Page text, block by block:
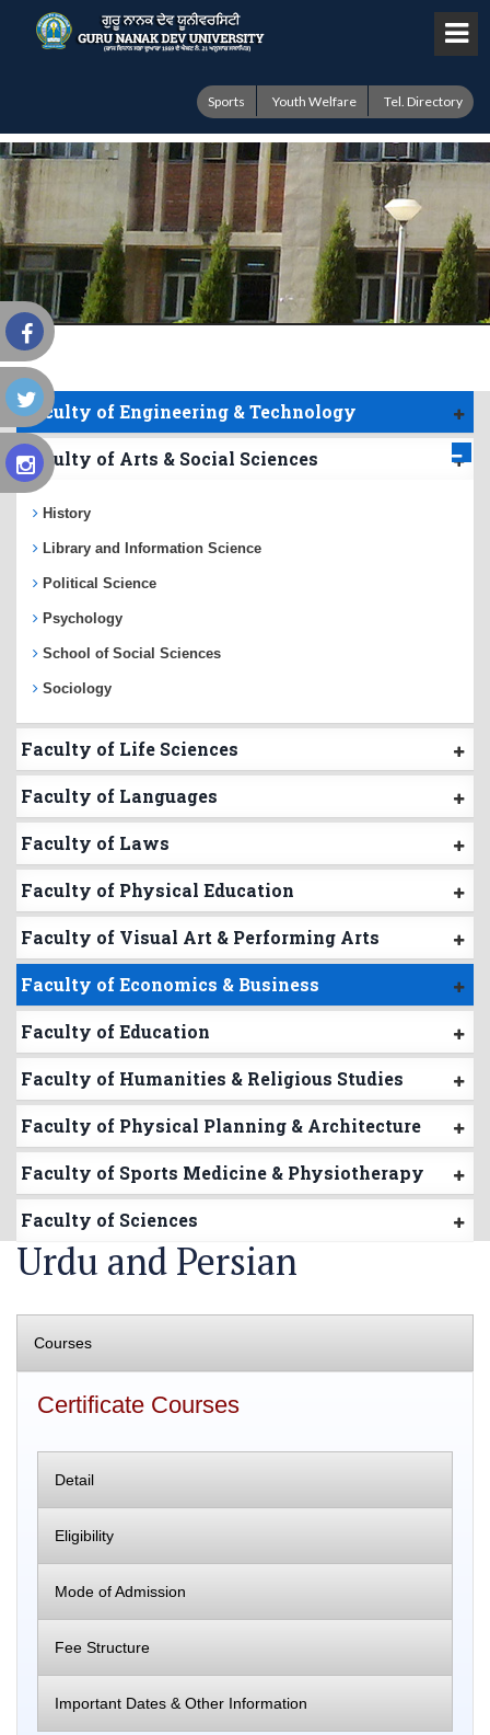
Sports Youth Welfare Tel. Directory
Faculty of Engineering & Technology
Faculty of Arts & Social Sciences
History
Library and Information Science
Political Science
Psychology
School of Social Sciences
Sociology
Faculty of Life Sciences
Faculty of Languages
Faculty of Laws
Faculty of Physical Education
Faculty of Visual Art & Performing Arts
Faculty of Economics & Business
Faculty of Education
Faculty of Humanities & Religious Studies
Faculty of Physical Planning & Architecture
Faculty of Sports Medicine & Physiotherapy
Faculty of Sciences
Urdu and Persian
Courses
Certificate Courses
Detail
Eligibility
Mode of Admission
Fee Structure
Important Dates & Other Information